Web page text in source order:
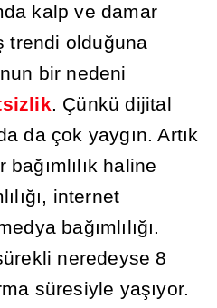
kalp ve damar
trendi olduğuna
bir nedeni
. Çünkü dijital
da çok yaygın. Artık
bağımlılık haline
ılığı, internet
bağımlılığı.
neredeyse 8
süresiyle yaşıyor.